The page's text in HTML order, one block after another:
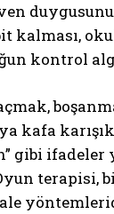
kalması,
kontrol
kafa
gibi